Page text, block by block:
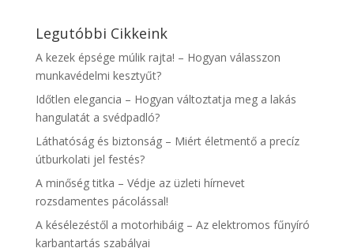
Legutóbbi Cikkeink
A kezek épsége múlik rajta! – Hogyan válasszon
munkavédelmi kesztyűt?
Időtlen elegancia – Hogyan változtatja meg a lakás
hangulatát a svédpadló?
Láthatóság és biztonság – Miért életmentő a precíz
útburkolati jel festés?
A minőség titka – Védje az üzleti hírnevet
rozsdamentes pácolással!
A késélezéstől a motorhibáig – Az elektromos fűnyíró
karbantartás szabályai